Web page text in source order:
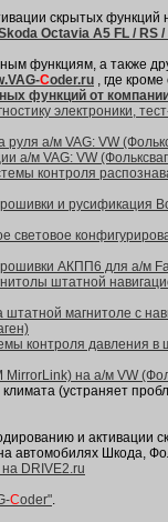
скрытых функций
Octavia A5 FL / RS /
функциям, а также
Coder.ru , где
функций от
электроники,
а/м VAG: VW
а/м VAG: VW
контроля
и русификация
АКПП6 для а/м
штатной
штатной магнитоле с
контроля давления
на а/м VW
(устраняет
и активации
автомобилях Шкода,
DRIVE2.ru
Coder".